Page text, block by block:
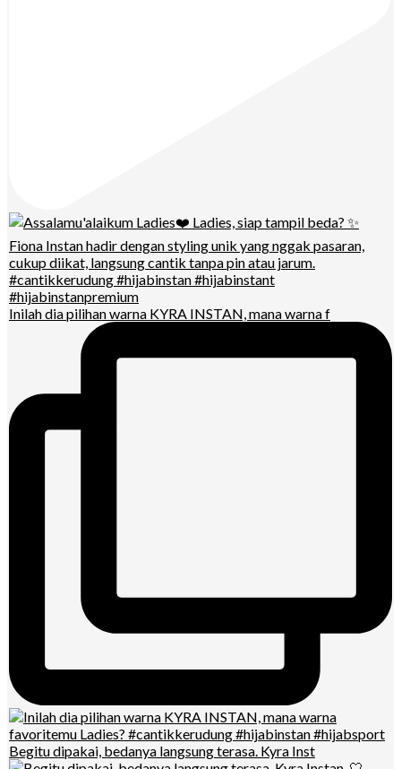
Inilah dia pilihan warna KYRA INSTAN, mana warna f
Begitu dipakai, bedanya langsung terasa. Kyra Inst